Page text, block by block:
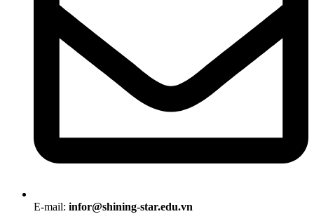
E-mail: infor@shining-star.edu.vn